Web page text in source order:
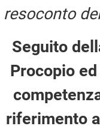
resoconto
Seguito
Procopio
riferimento